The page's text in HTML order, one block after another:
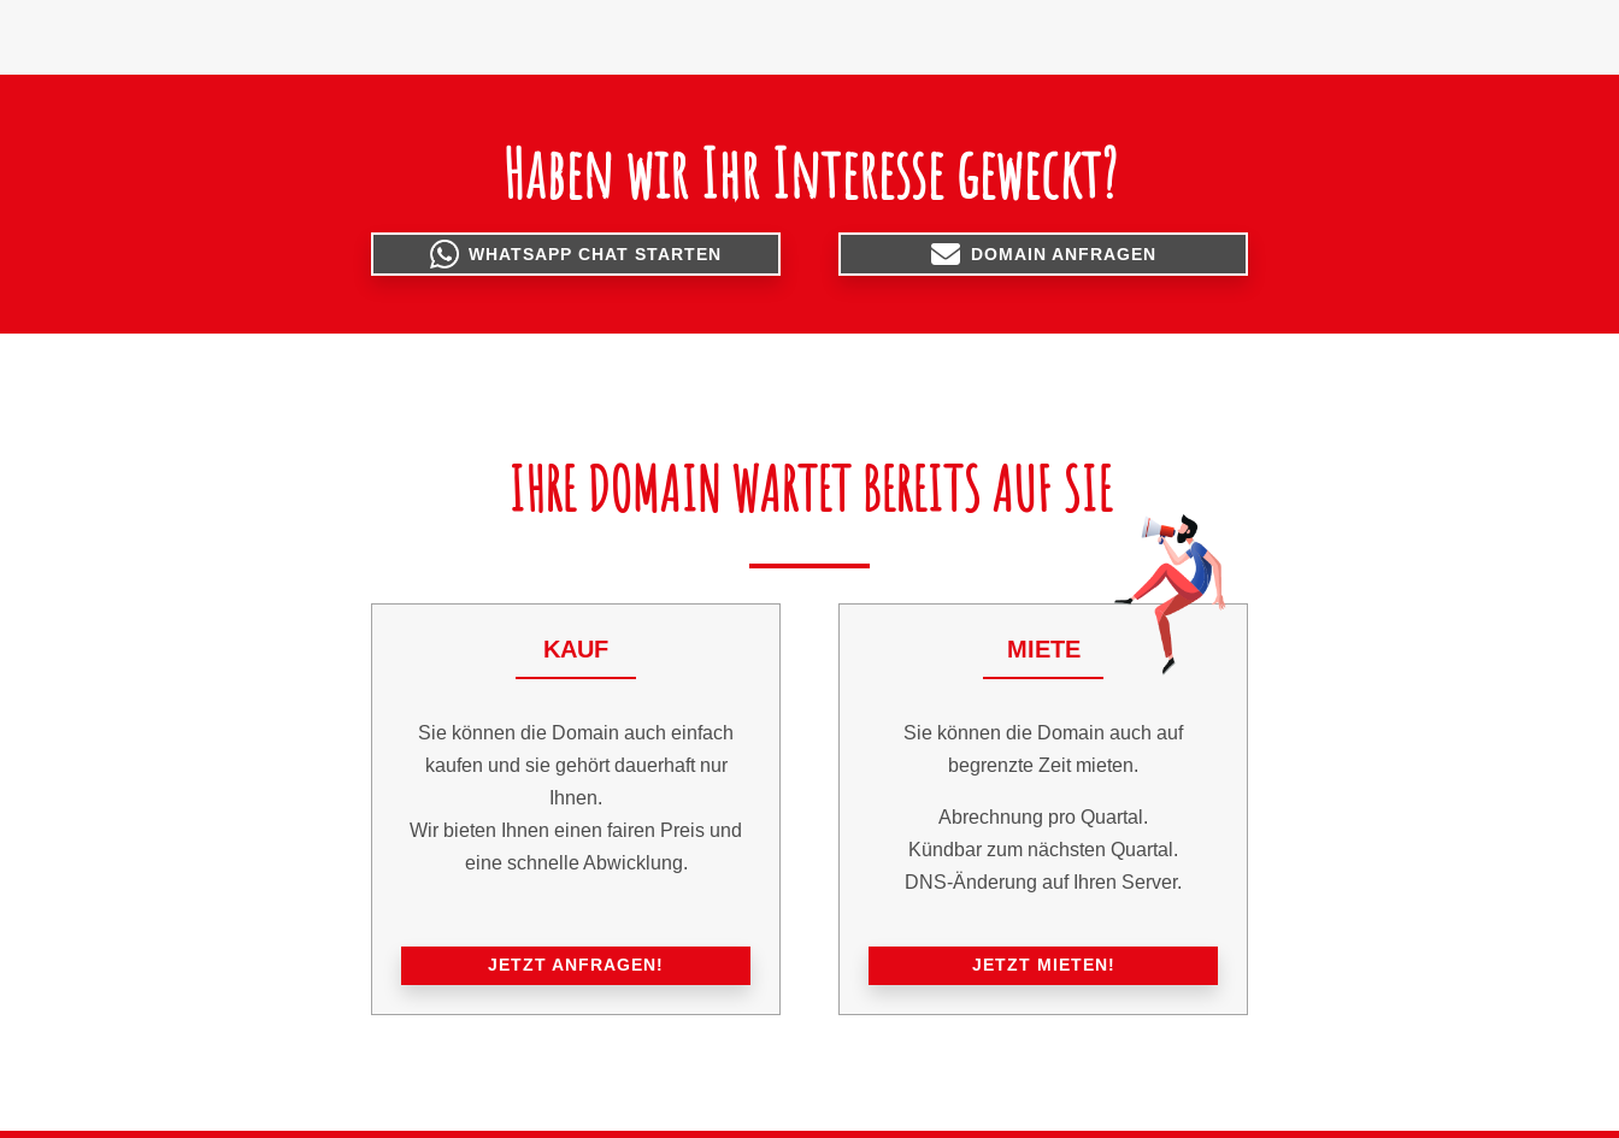
Haben wir Ihr Interesse geweckt?
WHATSAPP CHAT STARTEN DOMAIN ANFRAGEN
IHRE DOMAIN WARTET BEREITS AUF SIE
KAUF
Sie können die Domain auch einfach
kaufen und sie gehört dauerhaft nur
Ihnen.
Wir bieten Ihnen einen fairen Preis und
eine schnelle Abwicklung.
JETZT ANFRAGEN!
MIETE
Sie können die Domain auch auf
begrenzte Zeit mieten.
Abrechnung pro Quartal.
Kündbar zum nächsten Quartal.
DNS-Änderung auf Ihren Server.
JETZT MIETEN!